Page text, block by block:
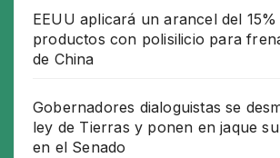
EEUU aplicará un arancel del 15%
productos con polisilicio para
de China
Gobernadores dialoguistas se
ley de Tierras y ponen en jaque
en el Senado